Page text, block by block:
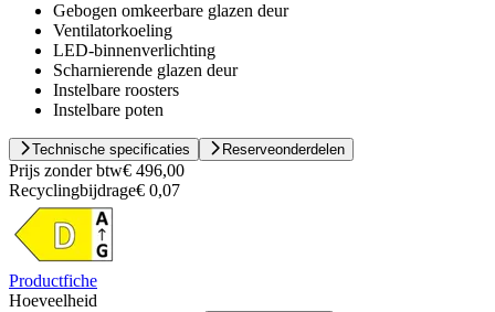
Gebogen omkeerbare glazen deur
Ventilatorkoeling
LED-binnenverlichting
Scharnierende glazen deur
Instelbare roosters
Instelbare poten
Technische specificaties Reserveonderdelen
Prijs zonder btw€ 496,00
Recyclingbijdrage€ 0,07
Productfiche
Hoeveelheid